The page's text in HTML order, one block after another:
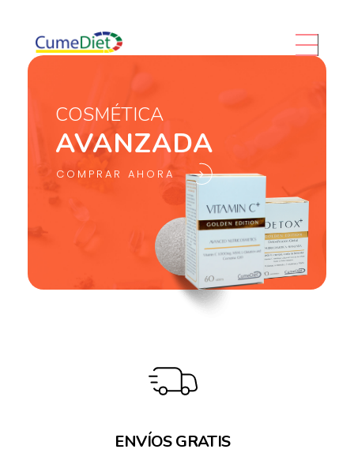
Cumediet.com - Prebióticos y probióticos
COSMÉTICA
AVANZADA
COMPRAR AHORA
ENVÍOS GRATIS